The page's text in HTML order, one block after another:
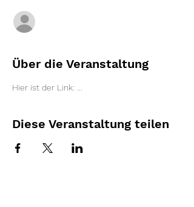
Über die Veranstaltung
Hier ist der Link: ...
Diese Veranstaltung teilen